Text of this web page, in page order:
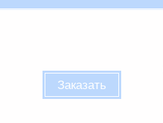
Заказать